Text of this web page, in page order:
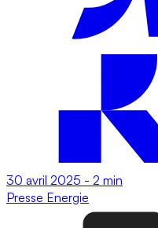
30 avril 2025 - 2 min
Presse Energie